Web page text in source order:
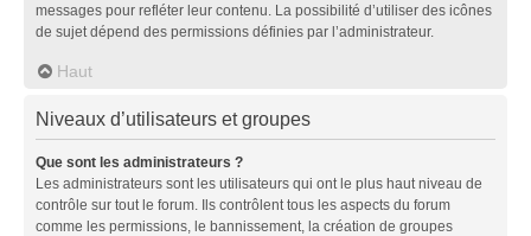
messages pour refléter leur contenu. La possibilité d’utiliser des icônes
de sujet dépend des permissions définies par l’administrateur.
Haut
Niveaux d’utilisateurs et groupes
Que sont les administrateurs ?
Les administrateurs sont les utilisateurs qui ont le plus haut niveau de
contrôle sur tout le forum. Ils contrôlent tous les aspects du forum
comme les permissions, le bannissement, la création de groupes